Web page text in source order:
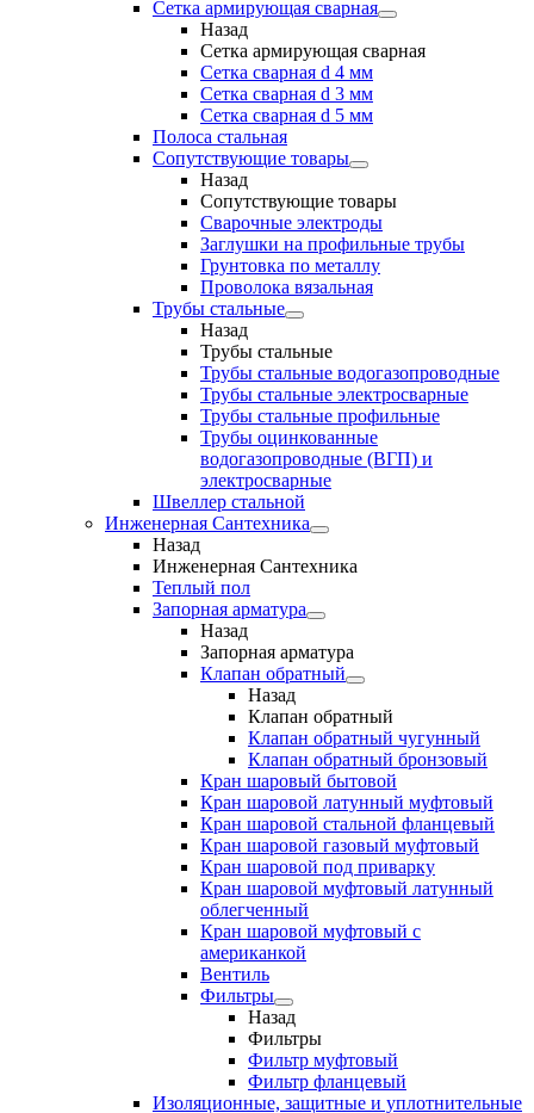
Сетка армирующая сварная
Назад
Сетка армирующая сварная
Сетка сварная d 4 мм
Сетка сварная d 3 мм
Сетка сварная d 5 мм
Полоса стальная
Сопутствующие товары
Назад
Сопутствующие товары
Сварочные электроды
Заглушки на профильные трубы
Грунтовка по металлу
Проволока вязальная
Трубы стальные
Назад
Трубы стальные
Трубы стальные водогазопроводные
Трубы стальные электросварные
Трубы стальные профильные
Трубы оцинкованные
водогазопроводные (ВГП) и
электросварные
Швеллер стальной
Инженерная Сантехника
Назад
Инженерная Сантехника
Теплый пол
Запорная арматура
Назад
Запорная арматура
Клапан обратный
Назад
Клапан обратный
Клапан обратный чугунный
Клапан обратный бронзовый
Кран шаровый бытовой
Кран шаровой латунный муфтовый
Кран шаровой стальной фланцевый
Кран шаровой газовый муфтовый
Кран шаровой под приварку
Кран шаровой муфтовый латунный
облегченный
Кран шаровой муфтовый с
американкой
Вентиль
Фильтры
Назад
Фильтры
Фильтр муфтовый
Фильтр фланцевый
Изоляционные, защитные и уплотнительные